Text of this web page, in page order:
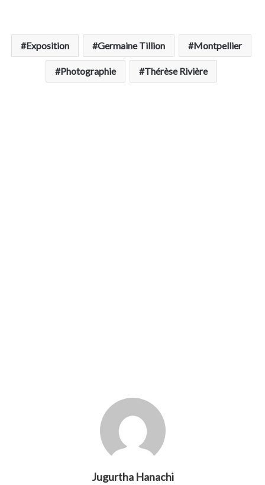
Exposition Germaine Tillion Montpellier
Photographie Thérèse Rivière
Jugurtha Hanachi